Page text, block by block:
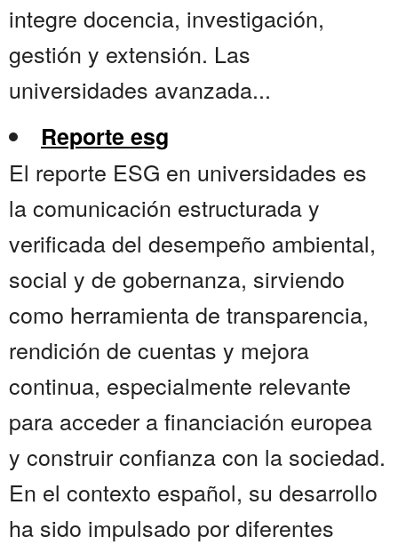
integre docencia, investigación,
gestión y extensión. Las
universidades avanzada...
Reporte esg
El reporte ESG en universidades es
la comunicación estructurada y
verificada del desempeño ambiental,
social y de gobernanza, sirviendo
como herramienta de transparencia,
rendición de cuentas y mejora
continua, especialmente relevante
para acceder a financiación europea
y construir confianza con la sociedad.
En el contexto español, su desarrollo
ha sido impulsado por diferentes